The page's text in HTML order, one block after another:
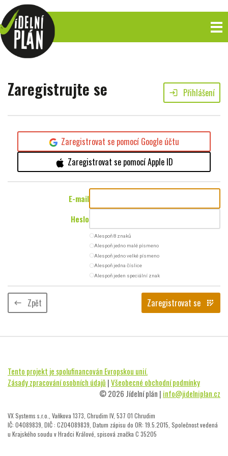
Zaregistrujte se login Přihlášení
Zaregistrovat se pomocí Google účtu
Zaregistrovat se pomocí Apple ID
E-mail
Heslo
radio_button_uncheckedAlespoň 8 znaků
radio_button_uncheckedAlespoň jedno malé písmeno
radio_button_uncheckedAlespoň jedno velké písmeno
radio_button_uncheckedAlespoň jedna číslice
radio_button_uncheckedAlespoň jeden speciální znak
keyboard_backspace Zpět Zaregistrovat se app_registration
Tento projekt je spolufinancován Evropskou unií.
Zásady zpracování osobních údajů |Všeobecné obchodní podmínky
© 2026 Jídelní plán | info@jidelniplan.cz
VX Systems s.r.o., Vaňkova 1373, Chrudim IV, 537 01 Chrudim
IČ: 04089839, DIČ : CZ04089839, Datum zápisu do OR: 19.5.2015, Společnost vedená
u Krajského soudu v Hradci Králové, spisová značka C 35205